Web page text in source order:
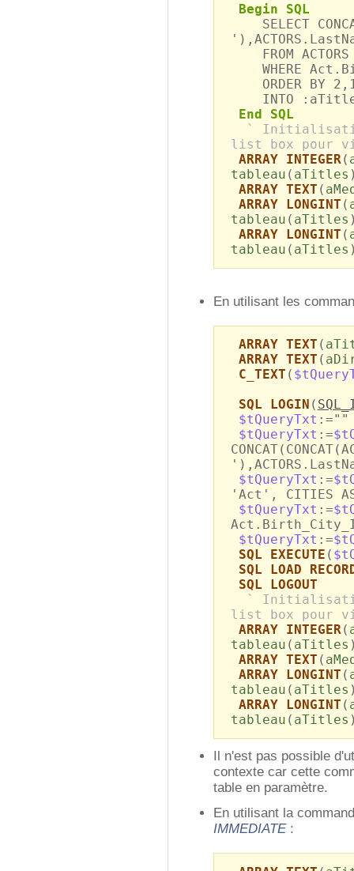
Begin SQL
SELECT
FROM
WHERE
ORDER BY
INTO
End SQL
`
list box pour
ARRAY INTEGER(
tableau ( aTitles
ARRAY TEXT (
ARRAY LONGINT (
tableau ( aTitles
ARRAY LONGINT (
tableau ( aTitles
En utilisant les
ARRAY TEXT (
ARRAY TEXT (
C_TEXT (
SQL LOGIN (
$tQueryTxt :=""
$tQueryTxt :=
$tQueryTxt :=
'Act', CITIES
$tQueryTxt :=
$tQueryTxt :=
SQL EXECUTE (
SQL LOAD
SQL LOGOUT
`
list box pour
ARRAY INTEGER(
tableau ( aTitles
ARRAY TEXT (
ARRAY LONGINT (
tableau ( aTitles
ARRAY LONGINT (
tableau ( aTitles
Il n'est pas possible
contexte car cette
table en paramètre.
En utilisant la
IMMEDIATE: